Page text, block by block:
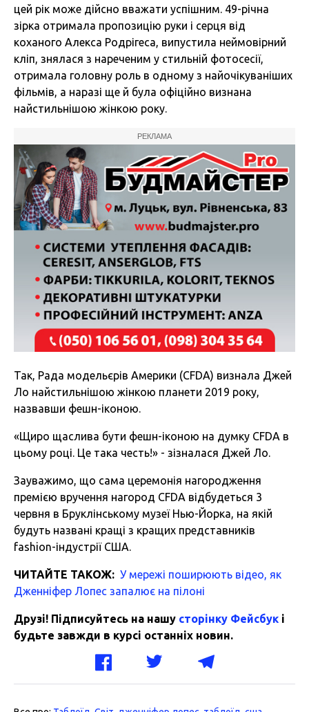
цей рік може дійсно вважати успішним. 49-річна
зірка отримала пропозицію руки і серця від
коханого Алекса Родрігеса, випустила неймовірний
кліп, знялася з нареченим у стильній фотосесії,
отримала головну роль в одному з найочікуваніших
фільмів, а наразі ще й була офіційно визнана
найстильнішою жінкою року.
РЕКЛАМА
Так, Рада модельєрів Америки (CFDA) визнала Джей
Ло найстильнішою жінкою планети 2019 року,
назвавши фешн-іконою.
«Щиро щаслива бути фешн-іконою на думку CFDA в
цьому році. Це така честь!» - зізналася Джей Ло.
Зауважимо, що сама церемонія нагородження
премією вручення нагород CFDA відбудеться 3
червня в Бруклінському музеї Нью-Йорка, на якій
будуть названі кращі з кращих представників
fashion-індустрії США.
ЧИТАЙТЕ ТАКОЖ: У мережі поширюють відео, як
Дженніфер Лопес запалює на пілоні
Друзі! Підписуйтесь на нашу сторінку Фейсбук і
будьте завжди в курсі останніх новин.